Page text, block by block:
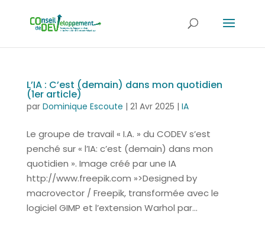
L’IA : C’est (demain) dans mon quotidien
(1er article)
par Dominique Escoute | 21 Avr 2025 | IA
Le groupe de travail « I.A. » du CODEV s’est
penché sur « l’IA: c’est (demain) dans mon
quotidien ». Image créé par une IA
http://www.freepik.com »>Designed by
macrovector / Freepik, transformée avec le
logiciel GIMP et l’extension Warhol par...